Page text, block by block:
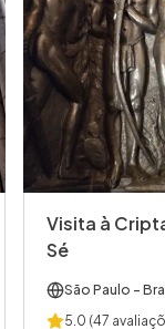
Visita à
Sé
São Paulo -
5.0 (47